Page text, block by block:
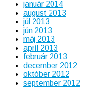
január 2014
august 2013
júl 2013
jún 2013
máj 2013
apríl 2013
február 2013
december 2012
október 2012
september 2012